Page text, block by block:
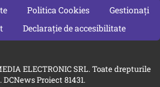
Politica Cookies
Gestionați
Declarație de accesibilitate
ELECTRONIC SRL. Toate drepturile
Proiect 81431.